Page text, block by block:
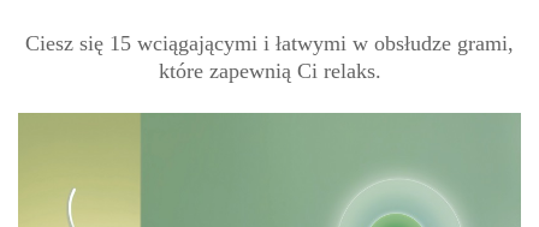
Ciesz się 15 wciągającymi i łatwymi w obsłudze grami,
które zapewnią Ci relaks.